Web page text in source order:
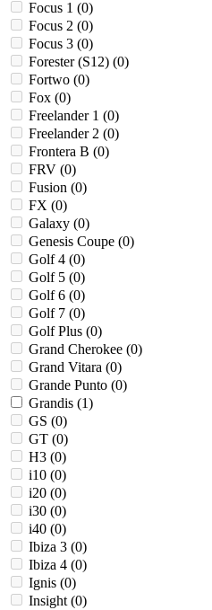
Focus 1 (0)
Focus 2 (0)
Focus 3 (0)
Forester (S12) (0)
Fortwo (0)
Fox (0)
Freelander 1 (0)
Freelander 2 (0)
Frontera B (0)
FRV (0)
Fusion (0)
FX (0)
Galaxy (0)
Genesis Coupe (0)
Golf 4 (0)
Golf 5 (0)
Golf 6 (0)
Golf 7 (0)
Golf Plus (0)
Grand Cherokee (0)
Grand Vitara (0)
Grande Punto (0)
Grandis (1)
GS (0)
GT (0)
H3 (0)
i10 (0)
i20 (0)
i30 (0)
i40 (0)
Ibiza 3 (0)
Ibiza 4 (0)
Ignis (0)
Insight (0)